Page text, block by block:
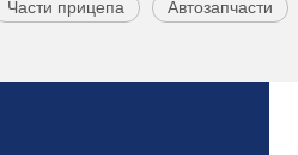
Части прицепа Автозапчасти